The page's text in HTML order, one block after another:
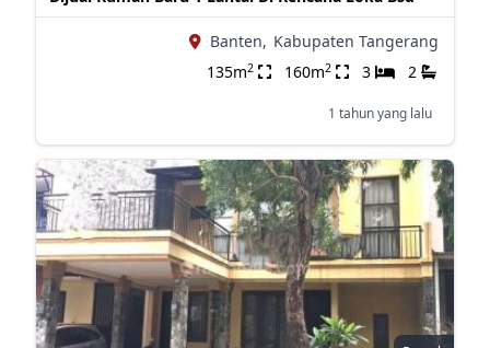
Banten, Kabupaten Tangerang
135m2 160m2 3 2
1 tahun yang lalu